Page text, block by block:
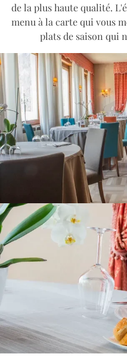
de la plus haute qualité.
menu à la carte qui vous
plats de saison qui